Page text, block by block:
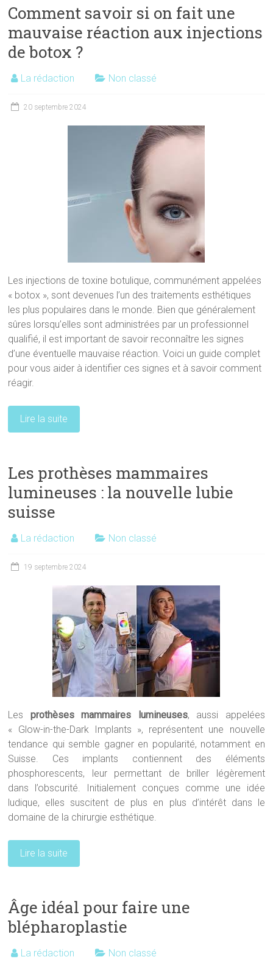
Comment savoir si on fait une
mauvaise réaction aux injections
de botox ?
La rédaction Non classé
20 septembre 2024
Les injections de toxine botulique, communément appelées
« botox », sont devenues l’un des traitements esthétiques
les plus populaires dans le monde. Bien que généralement
sûres lorsqu’elles sont administrées par un professionnel
qualifié, il est important de savoir reconnaître les signes
d’une éventuelle mauvaise réaction. Voici un guide complet
pour vous aider à identifier ces signes et à savoir comment
réagir.
Lire la suite
Les prothèses mammaires
lumineuses : la nouvelle lubie
suisse
La rédaction Non classé
19 septembre 2024
Les prothèses mammaires lumineuses, aussi appelées
« Glow-in-the-Dark Implants », représentent une nouvelle
tendance qui semble gagner en popularité, notamment en
Suisse. Ces implants contiennent des éléments
phosphorescents, leur permettant de briller légèrement
dans l’obscurité. Initialement conçues comme une idée
ludique, elles suscitent de plus en plus d’intérêt dans le
domaine de la chirurgie esthétique.
Lire la suite
Âge idéal pour faire une
blépharoplastie
La rédaction Non classé